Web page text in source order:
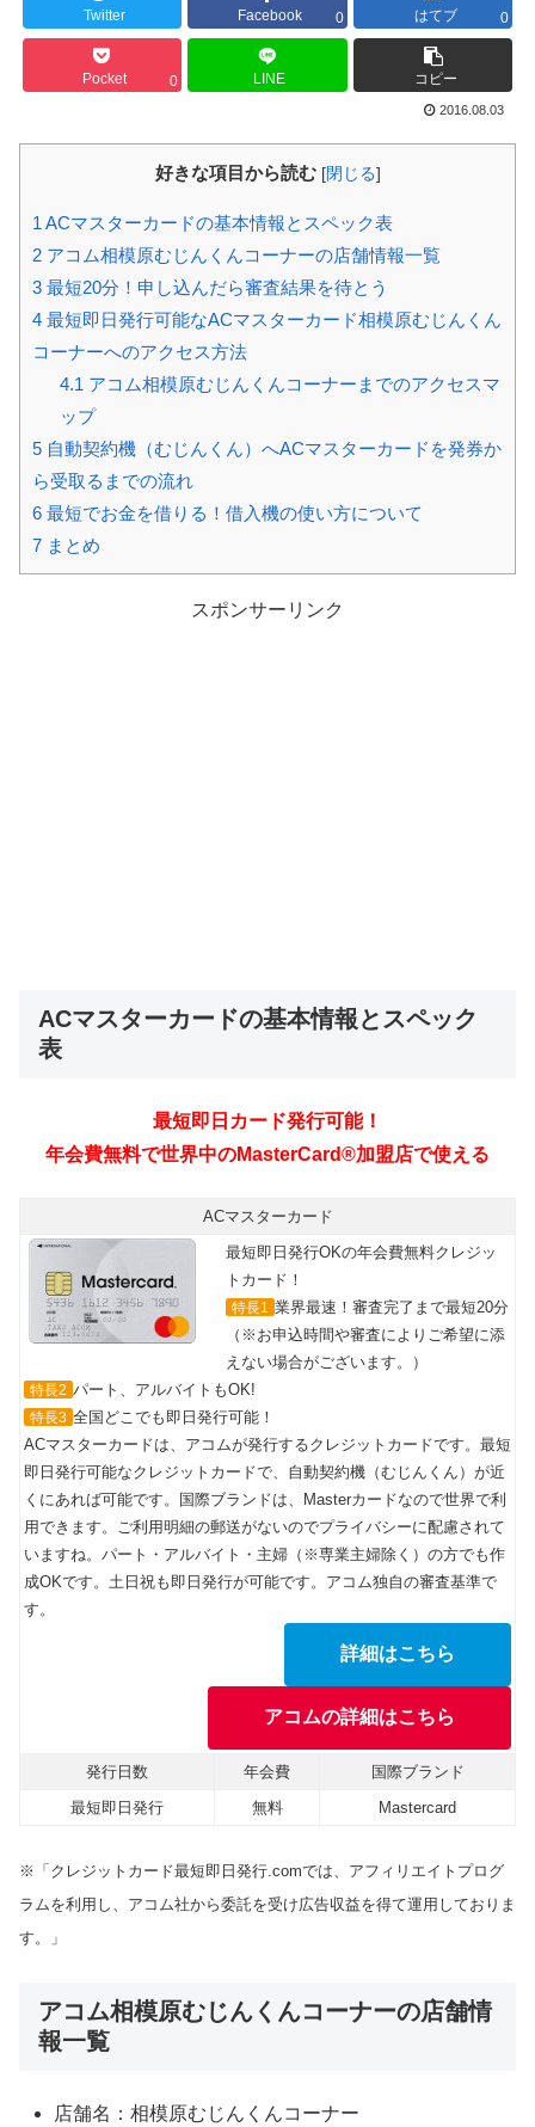
Twitter Facebook 0 はてブ 0
Pocket 0 LINE コピー
2016.08.03
好きな項目から読む [閉じる]
1 ACマスターカードの基本情報とスペック表
2 アコム相模原むじんくんコーナーの店舗情報一覧
3 最短20分！申し込んだら審査結果を待とう
4 最短即日発行可能なACマスターカード相模原むじんくん
コーナーへのアクセス方法
4.1 アコム相模原むじんくんコーナーまでのアクセスマ
ップ
5 自動契約機（むじんくん）へACマスターカードを発券か
ら受取るまでの流れ
6 最短でお金を借りる！借入機の使い方について
7 まとめ
スポンサーリンク
ACマスターカードの基本情報とスペック
表
最短即日カード発行可能！
年会費無料で世界中のMasterCard®加盟店で使える
ACマスターカード
最短即日発行OKの年会費無料クレジッ
トカード！
特長1 業界最速！審査完了まで最短20分
（※お申込時間や審査によりご希望に添
えない場合がございます。）
特長2 パート、アルバイトもOK!
特長3 全国どこでも即日発行可能！
ACマスターカードは、アコムが発行するクレジットカードです。最短
即日発行可能なクレジットカードで、自動契約機（むじんくん）が近
くにあれば可能です。国際ブランドは、Masterカードなので世界で利
用できます。ご利用明細の郵送がないのでプライバシーに配慮されて
いますね。パート・アルバイト・主婦（※専業主婦除く）の方でも作
成OKです。土日祝も即日発行が可能です。アコム独自の審査基準で
す。
詳細はこちら
アコムの詳細はこちら
発行日数 年会費
国際ブランド
最短即日発行
無料 Mastercard
※「クレジットカード最短即日発行.comでは、アフィリエイトプログ
ラムを利用し、アコム社から委託を受け広告収益を得て運用しておりま
す。」
アコム相模原むじんくんコーナーの店舗情
報一覧
店舗名：相模原むじんくんコーナー